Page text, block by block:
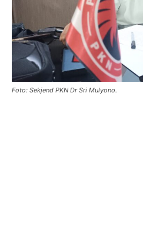
Foto: Sekjend PKN Dr Sri Mulyono.